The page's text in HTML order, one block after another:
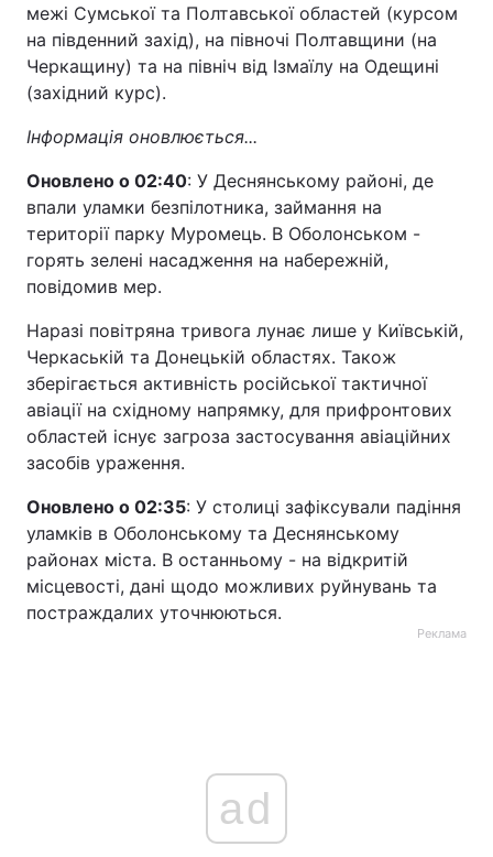
межі Сумської та Полтавської областей (курсом
на південний захід), на півночі Полтавщини (на
Черкащину) та на північ від Ізмаїлу на Одещині
(західний курс).
Інформація оновлюється...
Оновлено о 02:40: У Деснянському районі, де
впали уламки безпілотника, займання на
території парку Муромець. В Оболонськом -
горять зелені насадження на набережній,
повідомив мер.
Наразі повітряна тривога лунає лише у Київській,
Черкаській та Донецькій областях. Також
зберігається активність російської тактичної
авіації на східному напрямку, для прифронтових
областей існує загроза застосування авіаційних
засобів ураження.
Оновлено о 02:35: У столиці зафіксували падіння
уламків в Оболонському та Деснянському
районах міста. В останньому - на відкритій
місцевості, дані щодо можливих руйнувань та
постраждалих уточнюються.
Реклама
ad